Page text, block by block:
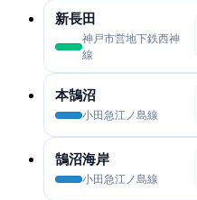
新長田
神戸市営地下鉄西神
線
本鵠沼
小田急江ノ島線
鵠沼海岸
小田急江ノ島線